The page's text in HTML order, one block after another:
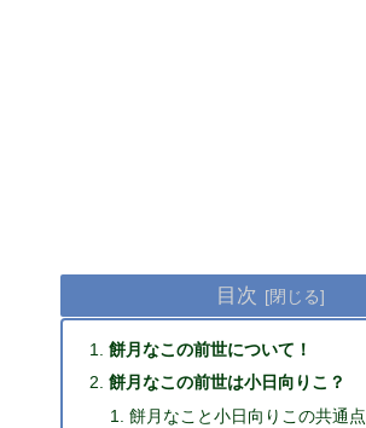
目次
餅月なこの前世について！
餅月なこの前世は小日向りこ？
餅月なこと小日向りこの共通点